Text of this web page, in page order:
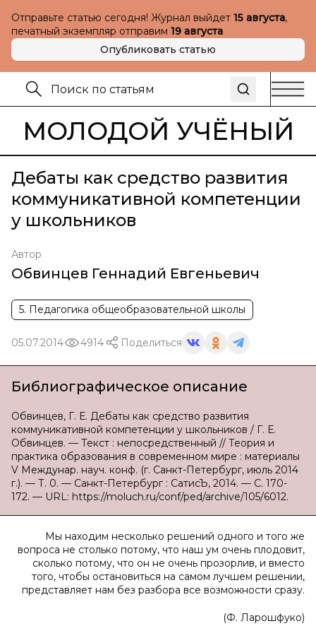
Отправьте статью сегодня! Журнал выйдет 15 августа,
печатный экземпляр отправим 19 августа
Опубликовать статью
МОЛОДОЙ УЧЁНЫЙ
Дебаты как средство развития
коммуникативной компетенции
у школьников
Автор
Обвинцев Геннадий Евгеньевич
5. Педагогика общеобразовательной школы
05.07.2014 4914 Поделиться
Библиографическое описание
Обвинцев, Г. Е. Дебаты как средство развития
коммуникативной компетенции у школьников / Г. Е.
Обвинцев. — Текст : непосредственный // Теория и
практика образования в современном мире : материалы
V Междунар. науч. конф. (г. Санкт-Петербург, июль 2014
г.). — Т. 0. — Санкт-Петербург : СатисЪ, 2014. — С. 170-
172. — URL: https://moluch.ru/conf/ped/archive/105/6012.
Мы находим несколько решений одного и того же
вопроса не столько потому, что наш ум очень плодовит,
сколько потому, что он не очень прозорлив, и вместо
того, чтобы остановиться на самом лучшем решении,
представляет нам без разбора все возможности сразу.
(Ф. Ларошфуко)